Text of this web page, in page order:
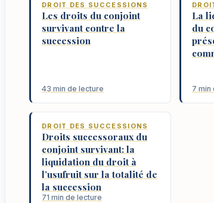
DROIT DES SUCCESSIONS
Les droits du conjoint
survivant contre la
succession
43 min de lecture
La
du
7 min
DROIT DES SUCCESSIONS
Droits successoraux du
conjoint survivant: la
liquidation du droit à
l’usufruit sur la totalité de
la succession
71 min de lecture